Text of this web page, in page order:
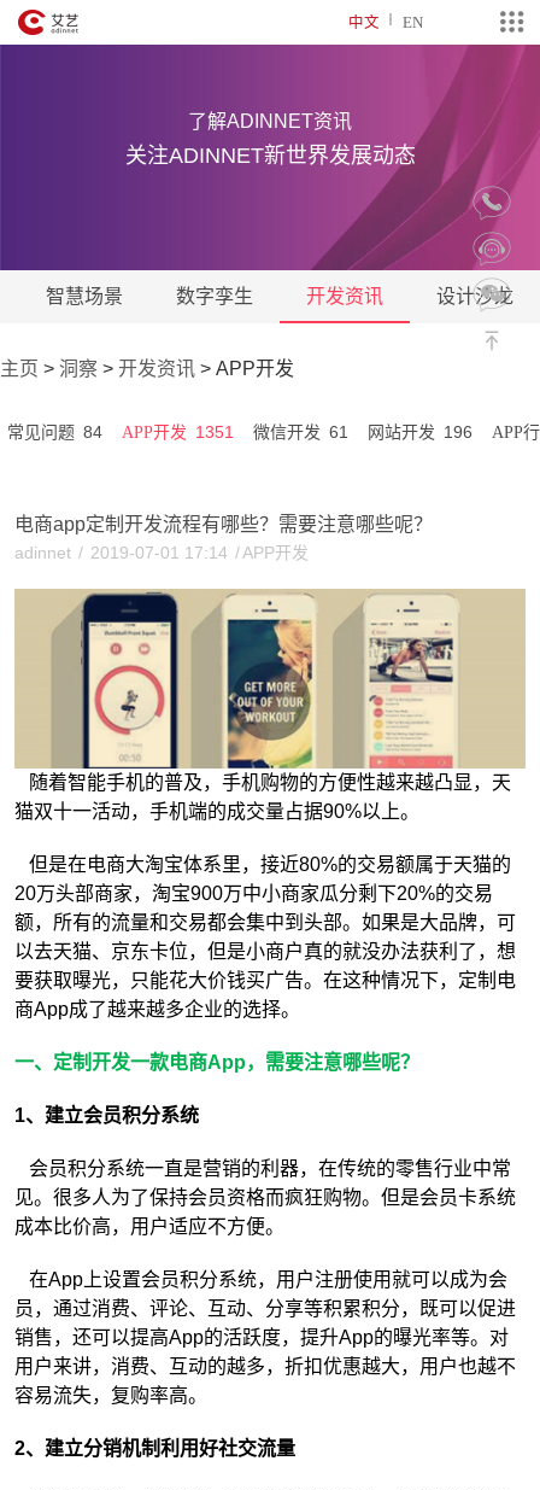
中文 EN
了解ADINNET资讯
关注ADINNET新世界发展动态
智慧场景 数字孪生 开发资讯 设计沙龙
主页 > 洞察 > 开发资讯 > APP开发
常见问题 84 APP开发 1351 微信开发 61 网站开发 196 APP
电商app定制开发流程有哪些？需要注意哪些呢？
adinnet / 2019-07-01 17:14 /APP开发
随着智能手机的普及，手机购物的方便性越来越凸显，天
猫双十一活动，手机端的成交量占据90%以上。
但是在电商大淘宝体系里，接近80%的交易额属于天猫的
20万头部商家，淘宝900万中小商家瓜分剩下20%的交易
额，所有的流量和交易都会集中到头部。如果是大品牌，可
以去天猫、京东卡位，但是小商户真的就没办法获利了，想
要获取曝光，只能花大价钱买广告。在这种情况下，定制电
商App成了越来越多企业的选择。
一、定制开发一款电商App，需要注意哪些呢？
1、建立会员积分系统
会员积分系统一直是营销的利器，在传统的零售行业中常
见。很多人为了保持会员资格而疯狂购物。但是会员卡系统
成本比价高，用户适应不方便。
在App上设置会员积分系统，用户注册使用就可以成为会
员，通过消费、评论、互动、分享等积累积分，既可以促进
销售，还可以提高App的活跃度，提升App的曝光率等。对
用户来讲，消费、互动的越多，折扣优惠越大，用户也越不
容易流失，复购率高。
2、建立分销机制利用好社交流量